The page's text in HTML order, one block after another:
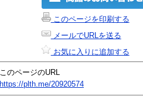
このページを印刷する
メールでURLを送る
お気に入りに追加する
このページのURL
https://plth.me/20920574